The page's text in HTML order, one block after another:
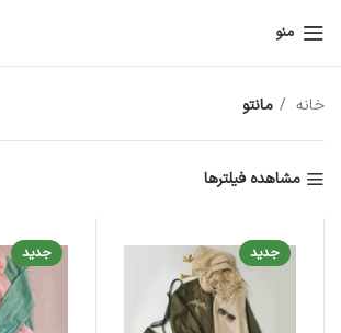
منو
خانه مانتو
مشاهده فیلترها
جدید جدید